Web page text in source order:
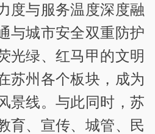
度与服务温度深度融
与城市安全双重防护
光绿、红马甲的文明
苏州各个板块，成为
景线。与此同时，苏
育、宣传、城管、民